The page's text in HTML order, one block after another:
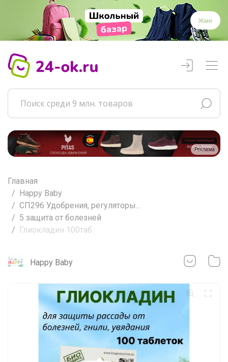
Жми
Реклама
Главная
Happy Baby
СП296 Удобрения, регуляторы...
5 защита от болезней
Глиокладин 100таб
Happy Baby